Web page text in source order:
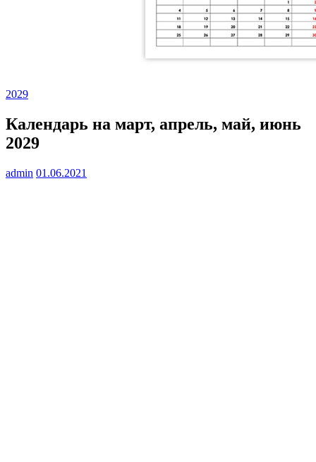
2029
Календарь на март, апрель, май, июнь
2029
admin 01.06.2021